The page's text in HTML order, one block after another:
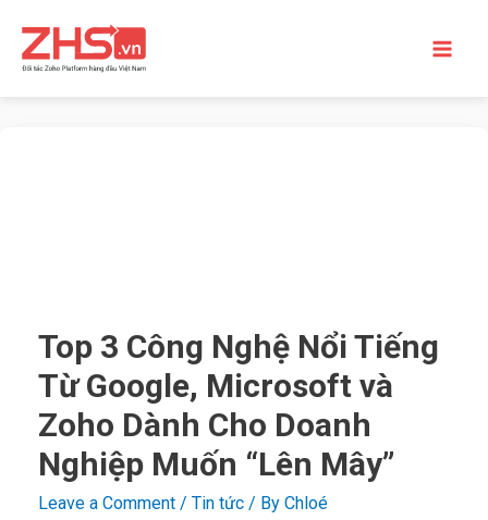
Top 3 Công Nghệ Nổi Tiếng
Từ Google, Microsoft và
Zoho Dành Cho Doanh
Nghiệp Muốn “Lên Mây”
Leave a Comment / Tin tức / By Chloé